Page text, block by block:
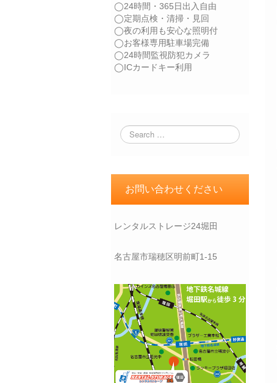
◯24時間・365日出入自由
◯定期点検・清掃・見回
◯夜の利用も安心な照明付
◯お客様専用駐車場完備
◯24時間監視防犯カメラ
◯ICカードキー利用
お問い合わせください
レンタルストレージ24堀田
名古屋市瑞穂区明前町1-15